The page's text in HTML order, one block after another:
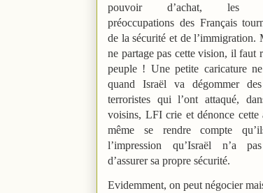
pouvoir d’achat, les
préoccupations des Français
de la sécurité et de l’immigration.
ne partage pas cette vision, il faut
peuple ! Une petite caricature
quand Israël va dégommer
terroristes qui l’ont attaqué,
voisins, LFI crie et dénonce cette
même se rendre compte
l’impression qu’Israël n’a
d’assurer sa propre sécurité.
Evidemment, on peut négocier